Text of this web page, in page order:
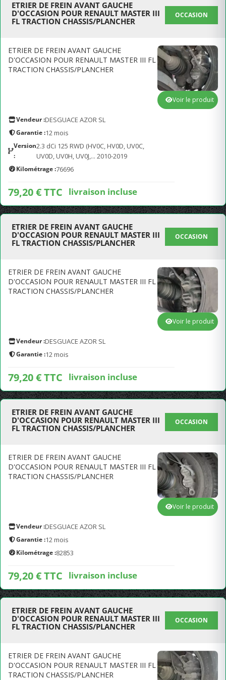
ETRIER DE FREIN AVANT GAUCHE
D'OCCASION POUR RENAULT MASTER III
FL TRACTION CHASSIS/PLANCHER
OCCASION
ETRIER DE FREIN AVANT GAUCHE
D'OCCASION POUR RENAULT MASTER III FL
TRACTION CHASSIS/PLANCHER
Vendeur :DESGUACE AZOR SL
Garantie :12 mois
Version
:
2.3 dCi 125 RWD (HV0C, HV0D, UV0C,
UV0D, UV0H, UV0J,... 2010-2019
Kilométrage :76696
79,20 € TTC livraison incluse
Voir le produit
ETRIER DE FREIN AVANT GAUCHE
D'OCCASION POUR RENAULT MASTER III
FL TRACTION CHASSIS/PLANCHER
OCCASION
ETRIER DE FREIN AVANT GAUCHE
D'OCCASION POUR RENAULT MASTER III FL
TRACTION CHASSIS/PLANCHER
Vendeur :DESGUACE AZOR SL
Garantie :12 mois
79,20 € TTC livraison incluse
Voir le produit
ETRIER DE FREIN AVANT GAUCHE
D'OCCASION POUR RENAULT MASTER III
FL TRACTION CHASSIS/PLANCHER
OCCASION
ETRIER DE FREIN AVANT GAUCHE
D'OCCASION POUR RENAULT MASTER III FL
TRACTION CHASSIS/PLANCHER
Vendeur :DESGUACE AZOR SL
Garantie :12 mois
Kilométrage :82853
79,20 € TTC livraison incluse
Voir le produit
ETRIER DE FREIN AVANT GAUCHE
D'OCCASION POUR RENAULT MASTER III
FL TRACTION CHASSIS/PLANCHER
OCCASION
ETRIER DE FREIN AVANT GAUCHE
D'OCCASION POUR RENAULT MASTER III FL
TRACTION CHASSIS/PLANCHER